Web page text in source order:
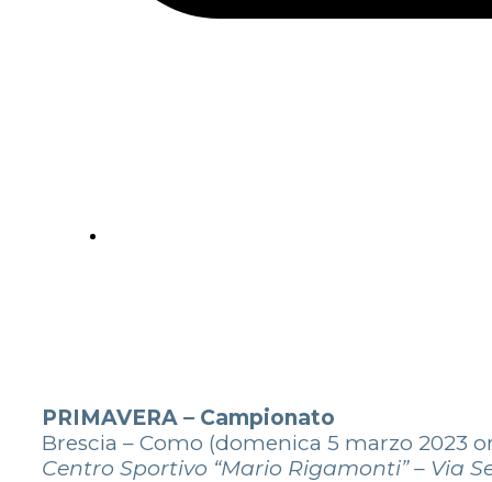
PRIMAVERA – Campionato
Brescia – Como (domenica 5 marzo 2023
Centro Sportivo “Mario Rigamonti” – Via